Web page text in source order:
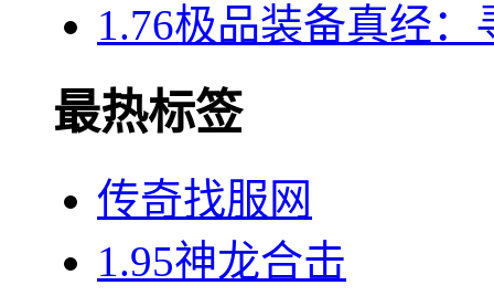
1.76极品装备真经
最热标签
传奇找服网
1.95神龙合击